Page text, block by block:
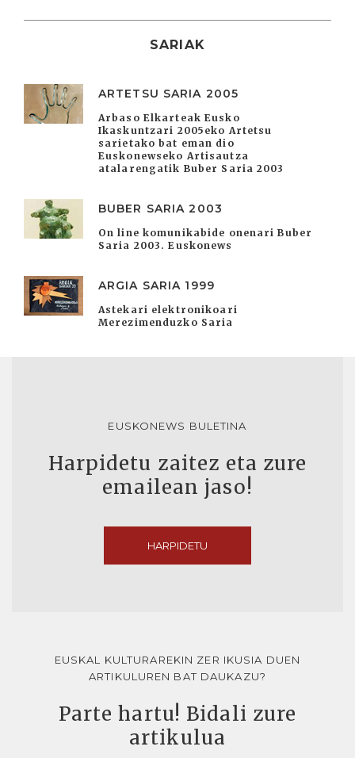
SARIAK
ARTETSU SARIA 2005
Arbaso Elkarteak Eusko
Ikaskuntzari 2005eko Artetsu
sarietako bat eman dio
Euskonewseko Artisautza
atalarengatik Buber Saria 2003
BUBER SARIA 2003
On line komunikabide onenari Buber
Saria 2003. Euskonews
ARGIA SARIA 1999
Astekari elektronikoari
Merezimenduzko Saria
EUSKONEWS BULETINA
Harpidetu zaitez eta zure
emailean jaso!
HARPIDETU
EUSKAL KULTURAREKIN ZER IKUSIA DUEN
ARTIKULUREN BAT DAUKAZU?
Parte hartu! Bidali zure
artikulua